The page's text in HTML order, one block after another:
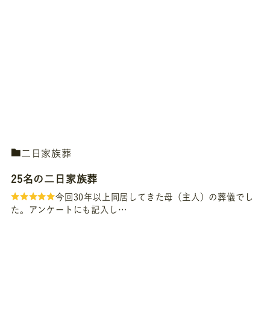
二日家族葬
25名の二日家族葬
今回30年以上同居してきた母（主人）の葬儀でし
た。アンケートにも記入し…